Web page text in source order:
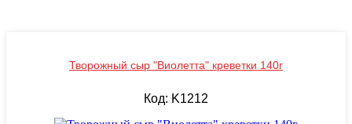
Творожный сыр "Виолетта" креветки 140г
Код: K1212